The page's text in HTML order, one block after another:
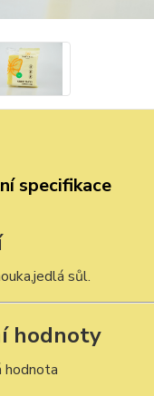
specifikace
sůl.
hodnoty
hodnota